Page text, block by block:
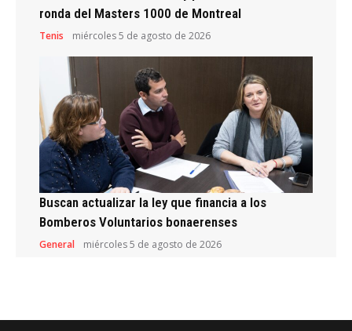
ronda del Masters 1000 de Montreal
Tenis miércoles 5 de agosto de 2026
Buscan actualizar la ley que financia a los
Bomberos Voluntarios bonaerenses
General miércoles 5 de agosto de 2026